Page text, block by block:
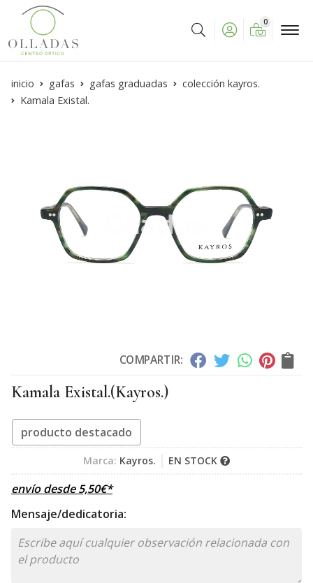
Buscar
0
inicio gafas gafas graduadas
colección kayros.
Kamala Existal.
COMPARTIR:
Kamala Existal.(Kayros.)
producto destacado
Marca: Kayros. EN STOCK
envío desde5,50€*
Mensaje/dedicatoria: